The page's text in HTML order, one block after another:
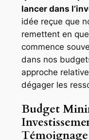
lancer dans
idée reçue que
remettent en
commence
dans nos
approche
dégager les
Budget